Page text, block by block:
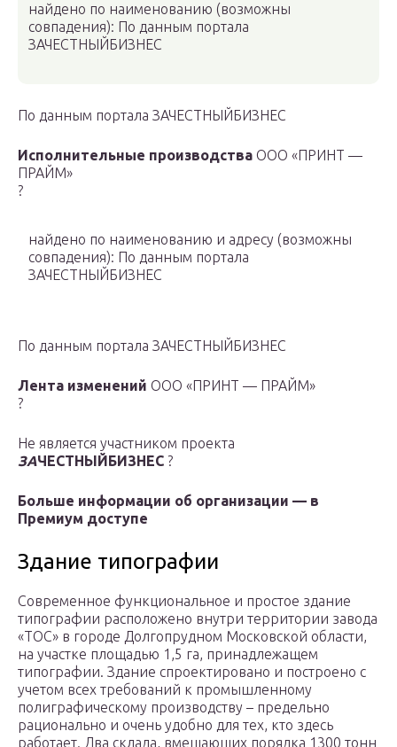
найдено по наименованию (возможны
совпадения): По данным портала
ЗАЧЕСТНЫЙБИЗНЕС
По данным портала ЗАЧЕСТНЫЙБИЗНЕС
Исполнительные производства ООО «ПРИНТ —
ПРАЙМ»
?
найдено по наименованию и адресу (возможны
совпадения): По данным портала
ЗАЧЕСТНЫЙБИЗНЕС
По данным портала ЗАЧЕСТНЫЙБИЗНЕС
Лента изменений ООО «ПРИНТ — ПРАЙМ»
?
Не является участником проекта
ЗАЧЕСТНЫЙБИЗНЕС ?
Больше информации об организации — в
Премиум доступе
Здание типографии
Современное функциональное и простое здание
типографии расположено внутри территории завода
«ТОС» в городе Долгопрудном Московской области,
на участке площадью 1,5 га, принадлежащем
типографии. Здание спроектировано и построено с
учетом всех требований к промышленному
полиграфическому производству – предельно
рационально и очень удобно для тех, кто здесь
работает. Два склада, вмещающих порядка 1300 тонн